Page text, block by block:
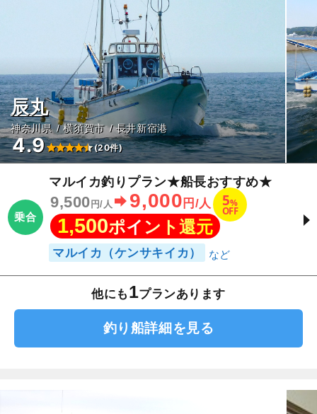
辰丸
神奈川県 横須賀市 長井新宿港
4.9 (20件)
乗合
マルイカ釣りプラン★船長おすすめ★
9,500 円/人 9,000 円/人 5%
OFF
1,500ポイント還元
マルイカ（ケンサキイカ）
他にも 1プランあります
釣り船詳細を見る